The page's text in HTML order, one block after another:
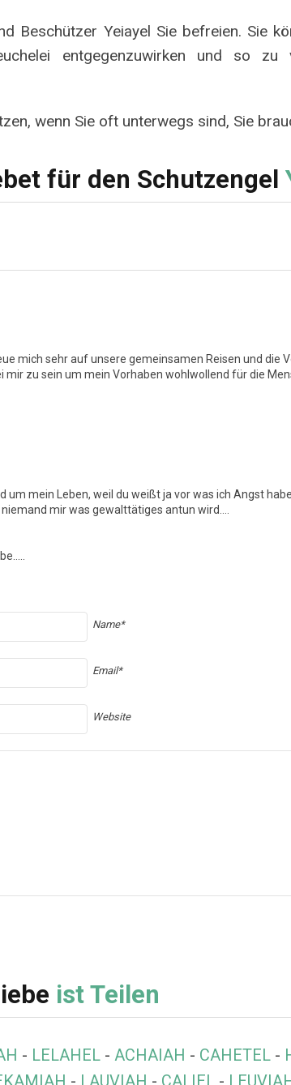
Beschützer Yeiayel Sie befreien. Sie
entgegenzuwirken und so zu
wenn Sie oft unterwegs sind, Sie
für den Schutzengel
mich sehr auf unsere gemeinsamen Reisen und die
mir zu sein um mein Vorhaben wohlwollend für die
mein Leben, weil du weißt ja vor was ich Angst
mir was gewalttätiges antun wird….
Name*
Email*
Website
ist Teilen
- LELAHEL- ACHAIAH - CAHETEL-